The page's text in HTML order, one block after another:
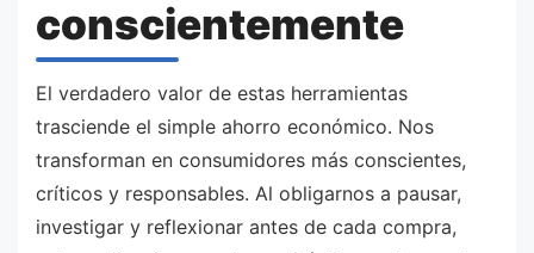
conscientemente
El verdadero valor de estas herramientas
trasciende el simple ahorro económico. Nos
transforman en consumidores más conscientes,
críticos y responsables. Al obligarnos a pausar,
investigar y reflexionar antes de cada compra,